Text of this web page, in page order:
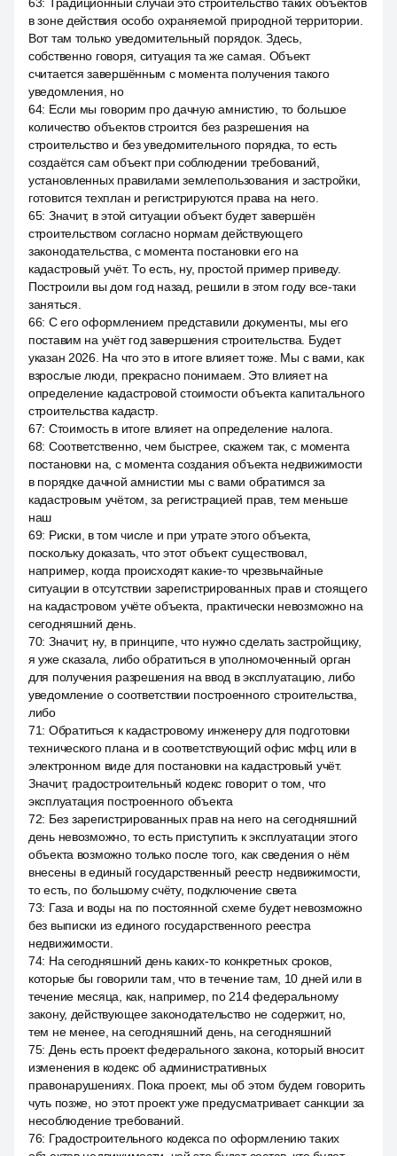
в зоне действия особо охраняемой природной территории.
Вот там только уведомительный порядок. Здесь,
собственно говоря, ситуация та же самая. Объект
считается завершённым с момента получения такого
уведомления, но
64: Если мы говорим про дачную амнистию, то большое
количество объектов строится без разрешения на
строительство и без уведомительного порядка, то есть
создаётся сам объект при соблюдении требований,
установленных правилами землепользования и застройки,
готовится техплан и регистрируются права на него.
65: Значит, в этой ситуации объект будет завершён
строительством согласно нормам действующего
законодательства, с момента постановки его на
кадастровый учёт. То есть, ну, простой пример приведу.
Построили вы дом год назад, решили в этом году все-таки
заняться.
66: С его оформлением представили документы, мы его
поставим на учёт год завершения строительства. Будет
указан 2026. На что это в итоге влияет тоже. Мы с вами, как
взрослые люди, прекрасно понимаем. Это влияет на
определение кадастровой стоимости объекта капитального
строительства кадастр.
67: Стоимость в итоге влияет на определение налога.
68: Соответственно, чем быстрее, скажем так, с момента
постановки на, с момента создания объекта недвижимости
в порядке дачной амнистии мы с вами обратимся за
кадастровым учётом, за регистрацией прав, тем меньше
наш
69: Риски, в том числе и при утрате этого объекта,
поскольку доказать, что этот объект существовал,
например, когда происходят какие-то чрезвычайные
ситуации в отсутствии зарегистрированных прав и стоящего
на кадастровом учёте объекта, практически невозможно на
сегодняшний день.
70: Значит, ну, в принципе, что нужно сделать застройщику,
я уже сказала, либо обратиться в уполномоченный орган
для получения разрешения на ввод в эксплуатацию, либо
уведомление о соответствии построенного строительства,
либо
71: Обратиться к кадастровому инженеру для подготовки
технического плана и в соответствующий офис мфц или в
электронном виде для постановки на кадастровый учёт.
Значит, градостроительный кодекс говорит о том, что
эксплуатация построенного объекта
72: Без зарегистрированных прав на него на сегодняшний
день невозможно, то есть приступить к эксплуатации этого
объекта возможно только после того, как сведения о нём
внесены в единый государственный реестр недвижимости,
то есть, по большому счёту, подключение света
73: Газа и воды на по постоянной схеме будет невозможно
без выписки из единого государственного реестра
недвижимости.
74: На сегодняшний день каких-то конкретных сроков,
которые бы говорили там, что в течение там, 10 дней или в
течение месяца, как, например, по 214 федеральному
закону, действующее законодательство не содержит, но,
тем не менее, на сегодняшний день, на сегодняшний
75: День есть проект федерального закона, который вносит
изменения в кодекс об административных
правонарушениях. Пока проект, мы об этом будем говорить
чуть позже, но этот проект уже предусматривает санкции за
несоблюдение требований.
76: Градостроительного кодекса по оформлению таких